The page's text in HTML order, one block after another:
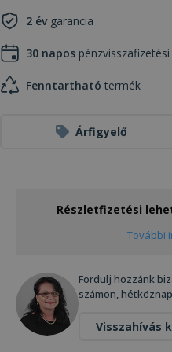
2 évgarancia
30 napos
Fenntartható termék
Árfigyelő
Részletfizetési
További
Fordulj hozzánk
számon,
Visszahívás